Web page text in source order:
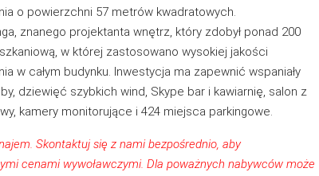
o powierzchni 57 metrów kwadratowych.
znanego projektanta wnętrz, który zdobył ponad 200
w której zastosowano wysokiej jakości
w całym budynku. Inwestycja ma zapewnić wspaniały
dziewięć szybkich wind, Skype bar i kawiarnię, salon z
kamery monitorujące i 424 miejsca parkingowe.
Skontaktuj się z namibezpośrednio, aby
cenami wywoławczymi. Dla poważnych nabywców może